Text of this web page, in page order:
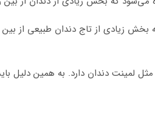
زیادی از تاج دندان طبیعی از
دندان دارد. به همین دلیل